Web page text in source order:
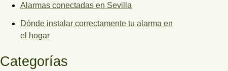
Alarmas conectadas en Sevilla
Dónde instalar correctamente tu alarma en
el hogar
Categorías